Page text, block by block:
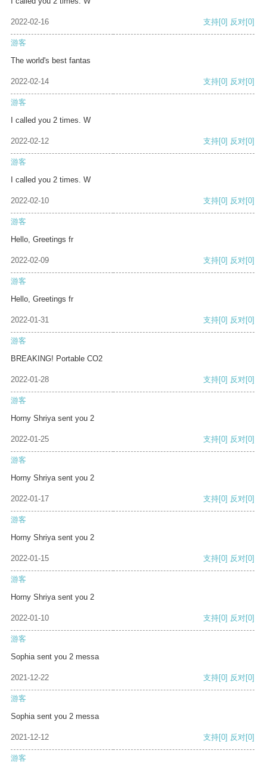
2022-02-16 支持[0] 反对[0]
游客
The world's best fantas
2022-02-14 支持[0] 反对[0]
游客
I called you 2 times. W
2022-02-12 支持[0] 反对[0]
游客
I called you 2 times. W
2022-02-10 支持[0] 反对[0]
游客
Hello, Greetings fr
2022-02-09 支持[0] 反对[0]
游客
Hello, Greetings fr
2022-01-31 支持[0] 反对[0]
游客
BREAKING! Portable CO2
2022-01-28 支持[0] 反对[0]
游客
Horny Shriya sent you 2
2022-01-25 支持[0] 反对[0]
游客
Horny Shriya sent you 2
2022-01-17 支持[0] 反对[0]
游客
Horny Shriya sent you 2
2022-01-15 支持[0] 反对[0]
游客
Horny Shriya sent you 2
2022-01-10 支持[0] 反对[0]
游客
Sophia sent you 2 messa
2021-12-22 支持[0] 反对[0]
游客
Sophia sent you 2 messa
2021-12-12 支持[0] 反对[0]
游客